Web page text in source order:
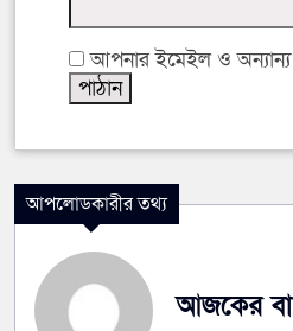
আপনার ইমেইল ও
আপলোডকারীর তথ্য
আজকের